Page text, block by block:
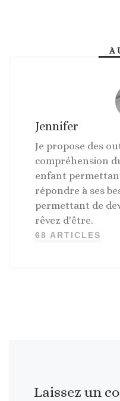
Jennifer
Je propose des
compréhension
enfant
répondre à ses
permettant de
rêvez d'être.
68 ARTICLES
Laissez un